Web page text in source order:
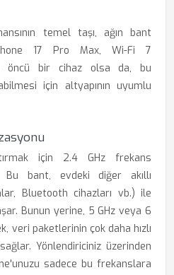
temel taşı, ağın bant
17 Pro Max, Wi-Fi 7
öncü bir cihaz olsa da, bu
için altyapının uyumlu
için 2.4 GHz frekans
Bu bant, evdeki diğer akıllı
Bluetooth cihazları vb.) ile
Bunun yerine, 5 GHz veya 6
veri paketlerinin çok daha hızlı
Yönlendiriciniz üzerinden
sadece bu frekanslara